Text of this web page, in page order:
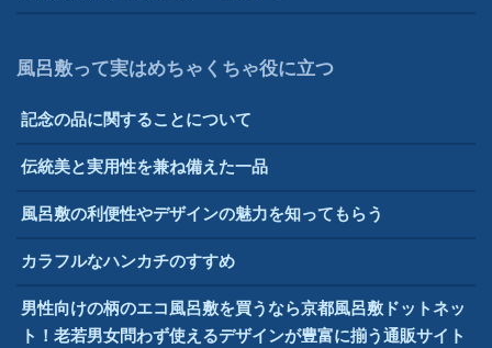
風呂敷って実はめちゃくちゃ役に立つ
記念の品に関することについて
伝統美と実用性を兼ね備えた一品
風呂敷の利便性やデザインの魅力を知ってもらう
カラフルなハンカチのすすめ
男性向けの柄のエコ風呂敷を買うなら京都風呂敷ドットネッ
ト！老若男女問わず使えるデザインが豊富に揃う通販サイト